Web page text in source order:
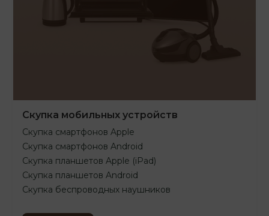
Скупка мобильных устройств
Скупка смартфонов Apple
Скупка смартфонов Android
Скупка планшетов Apple (iPad)
Скупка планшетов Android
Скупка беспроводных наушников